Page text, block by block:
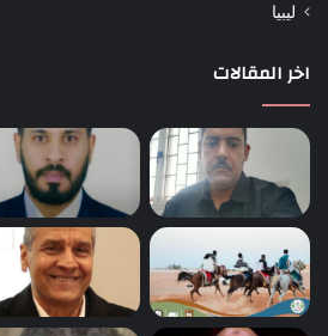
ليبيا
اخر المقالات